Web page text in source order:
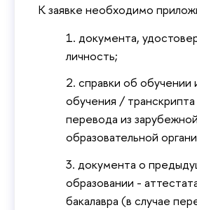
К заявке необходимо
документа,
личность;
справки об обучении
обучения / транскрипта
перевода из зарубежной
образовательной
документа о
образовании -
бакалавра (в случае